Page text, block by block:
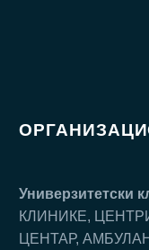
Универзитетски
КЛИНИКЕ,
ЦЕНТАР,